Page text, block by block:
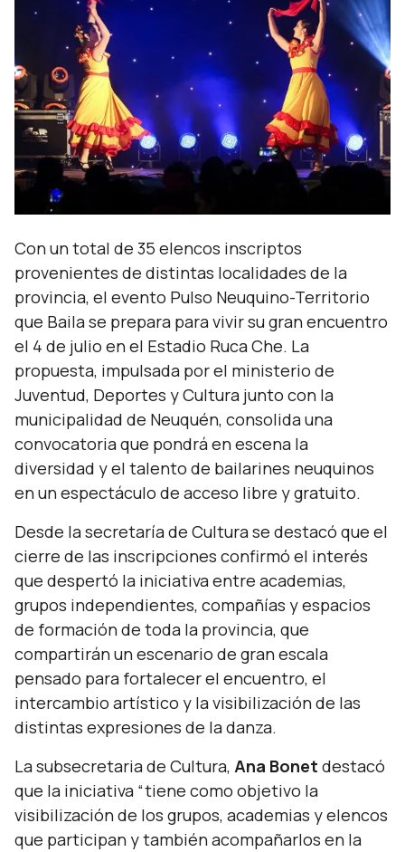
Con un total de 35 elencos inscriptos
provenientes de distintas localidades de la
provincia, el evento Pulso Neuquino-Territorio
que Baila se prepara para vivir su gran encuentro
el 4 de julio en el Estadio Ruca Che. La
propuesta, impulsada por el ministerio de
Juventud, Deportes y Cultura junto con la
municipalidad de Neuquén, consolida una
convocatoria que pondrá en escena la
diversidad y el talento de bailarines neuquinos
en un espectáculo de acceso libre y gratuito.
Desde la secretaría de Cultura se destacó que el
cierre de las inscripciones confirmó el interés
que despertó la iniciativa entre academias,
grupos independientes, compañías y espacios
de formación de toda la provincia, que
compartirán un escenario de gran escala
pensado para fortalecer el encuentro, el
intercambio artístico y la visibilización de las
distintas expresiones de la danza.
La subsecretaria de Cultura, Ana Bonet destacó
que la iniciativa “tiene como objetivo la
visibilización de los grupos, academias y elencos
que participan y también acompañarlos en la